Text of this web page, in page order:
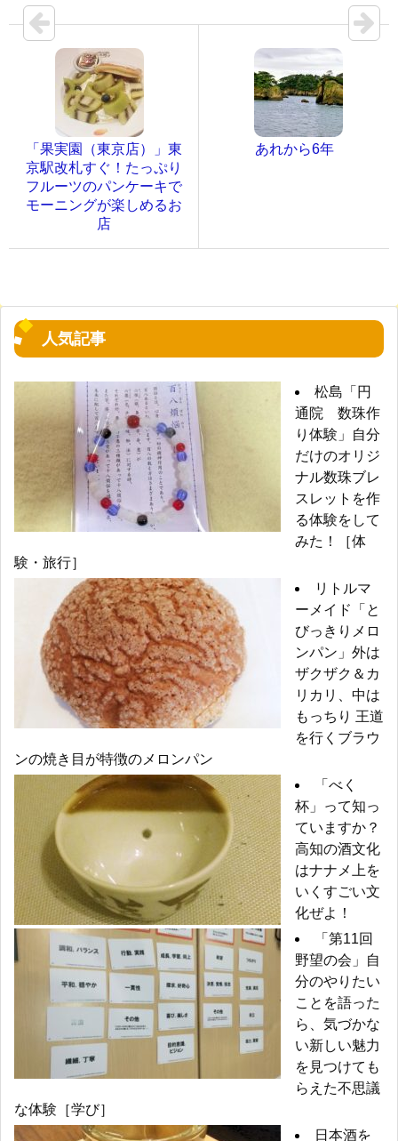
「果実園（東京店）」東
京駅改札すぐ！たっぷり
フルーツのパンケーキで
モーニングが楽しめるお
店
あれから6年
人気記事
松島「円
通院 数珠作
り体験」自分
だけのオリジ
ナル数珠ブレ
スレットを作
る体験をして
みた！［体
験・旅行］
リトルマ
ーメイド「と
びっきりメロ
ンパン」外は
ザクザク＆カ
リカリ、中は
もっちり 王道
を行くブラウ
ンの焼き目が特徴のメロンパン
「べく
杯」って知っ
ていますか？
高知の酒文化
はナナメ上を
いくすごい文
化ぜよ！
「第11回
野望の会」自
分のやりたい
ことを語った
ら、気づかな
い新しい魅力
を見つけても
らえた不思議
な体験［学び］
日本酒を